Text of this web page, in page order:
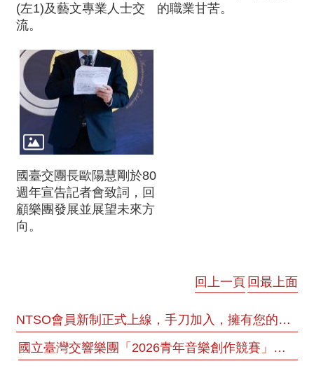
(左1)及藝文專業人士交
流。
的職業甘苦。
國臺交團長歐陽慧剛於80
週年宣告記者會致詞，回
顧樂團發展並展望未來方
向。
回上一頁 回最上面
NTSO會員新制正式上線，手刀加入，擁有您的專屬小確幸！
國立臺灣交響樂團「2026青年音樂創作競賽」決賽結果